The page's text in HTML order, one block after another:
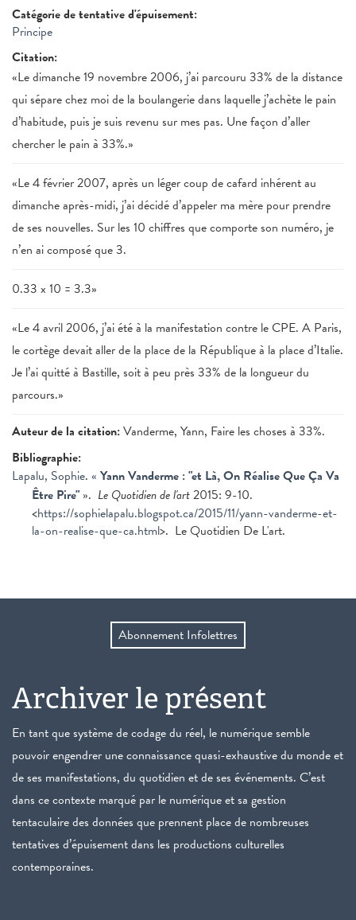
Catégorie de tentative d'épuisement:
Principe
Citation:
«Le dimanche 19 novembre 2006, j’ai parcouru 33% de la distance
qui sépare chez moi de la boulangerie dans laquelle j’achète le pain
d’habitude, puis je suis revenu sur mes pas. Une façon d’aller
chercher le pain à 33%.»
«Le 4 février 2007, après un léger coup de cafard inhérent au
dimanche après-midi, j’ai décidé d’appeler ma mère pour prendre
de ses nouvelles. Sur les 10 chiffres que comporte son numéro, je
n’en ai composé que 3.
0.33 x 10 = 3.3»
«Le 4 avril 2006, j’ai été à la manifestation contre le CPE. A Paris,
le cortège devait aller de la place de la République à la place d’Italie.
Je l’ai quitté à Bastille, soit à peu près 33% de la longueur du
parcours.»
Auteur de la citation:Vanderme, Yann, Faire les choses à 33%.
Bibliographie:
Lapalu, Sophie. « Yann Vanderme : "et Là, On Réalise Que Ça Va
Être Pire" ». Le Quotidien de l'art2015: 9-10.
<https://sophielapalu.blogspot.ca/2015/11/yann-vanderme-et-
la-on-realise-que-ca.html>. Le Quotidien De L'art.
Abonnement Infolettres
Archiver le présent
En tant que système de codage du réel, le numérique semble
pouvoir engendrer une connaissance quasi-exhaustive du monde et
de ses manifestations, du quotidien et de ses événements. C’est
dans ce contexte marqué par le numérique et sa gestion
tentaculaire des données que prennent place de nombreuses
tentatives d’épuisement dans les productions culturelles
contemporaines.